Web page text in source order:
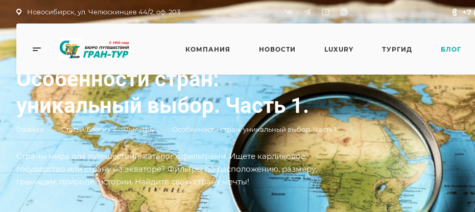
Новосибирск, ул. Челюскинцев 44/2, оф. 203 +7
КОМПАНИЯ НОВОСТИ LUXURY ТУРГИД БЛОГ
Особенности стран:
уникальный выбор. Часть 1.
Главная — Статьи/Блоги — Фильтры — Особенности стран: уникальный выбор. Часть 1.
Страны мира для путешествий: каталог с фильтрами. Ищете карликовое
государство или страну на экваторе? Фильтры по расположению, размеру,
границам, природе, истории. Найдите свою страну мечты!